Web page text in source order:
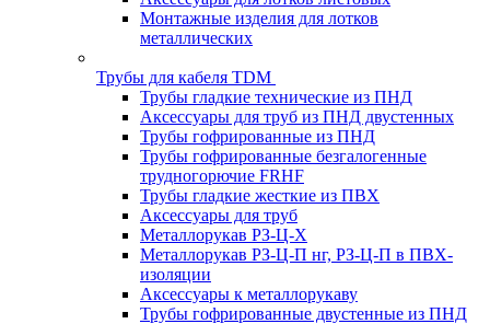
Монтажные изделия для лотков
металлических
Трубы для кабеля TDM
Трубы гладкие технические из ПНД
Аксессуары для труб из ПНД двустенных
Трубы гофрированные из ПНД
Трубы гофрированные безгалогенные
трудногорючие FRHF
Трубы гладкие жесткие из ПВХ
Аксессуары для труб
Металлорукав РЗ-Ц-Х
Металлорукав РЗ-Ц-П нг, РЗ-Ц-П в ПВХ-
изоляции
Аксессуары к металлорукаву
Трубы гофрированные двустенные из ПНД